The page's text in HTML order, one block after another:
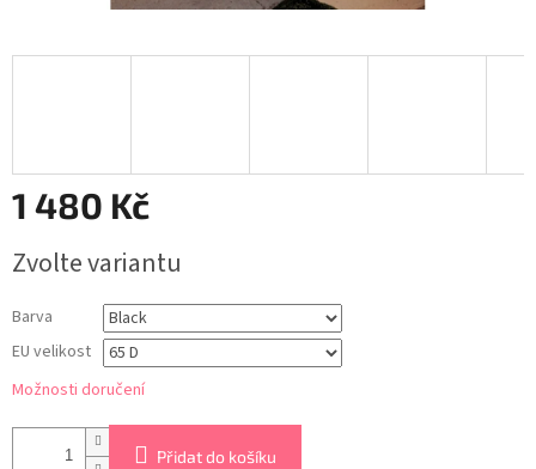
1 480 Kč
cena:
Zvolte variantu
Barva
EU velikost
Možnosti doručení
Přidat do košíku